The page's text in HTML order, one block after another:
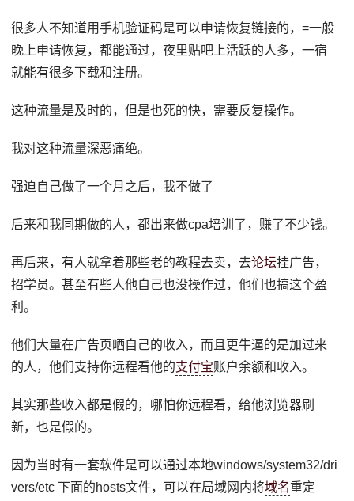
很多人不知道用手机验证码是可以申请恢复链接的，=一般
晚上申请恢复，都能通过，夜里贴吧上活跃的人多，一宿
就能有很多下载和注册。
这种流量是及时的，但是也死的快，需要反复操作。
我对这种流量深恶痛绝。
强迫自己做了一个月之后，我不做了
后来和我同期做的人，都出来做cpa培训了，赚了不少钱。
再后来，有人就拿着那些老的教程去卖，去论坛挂广告，
招学员。甚至有些人他自己也没操作过，他们也搞这个盈
利。
他们大量在广告页晒自己的收入，而且更牛逼的是加过来
的人，他们支持你远程看他的支付宝账户余额和收入。
其实那些收入都是假的，哪怕你远程看，给他浏览器刷
新，也是假的。
因为当时有一套软件是可以通过本地windows/system32/dri
vers/etc 下面的hosts文件，可以在局域网内将域名重定